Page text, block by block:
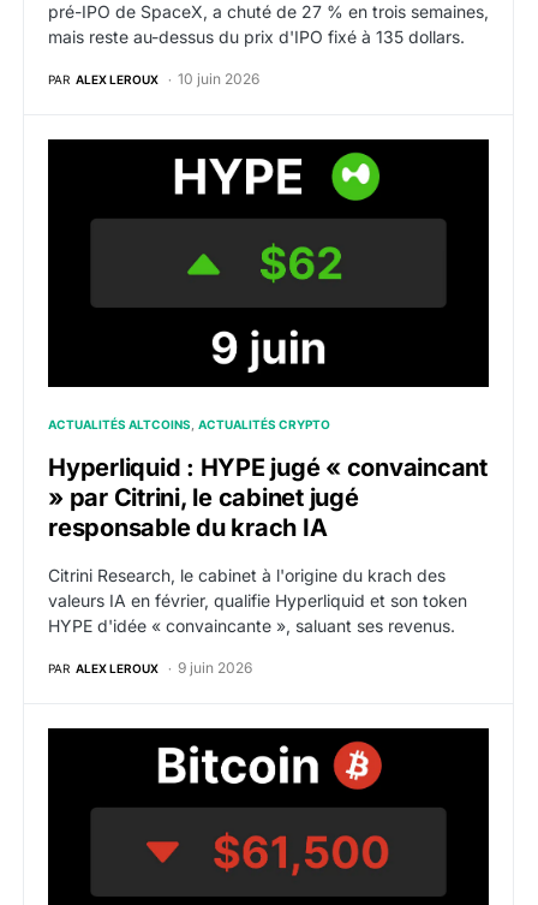
pré-IPO de SpaceX, a chuté de 27 % en trois semaines,
mais reste au-dessus du prix d'IPO fixé à 135 dollars.
PAR ALEX LEROUX 10 juin 2026
Hyperliquid : HYPE jugé « convaincant » par Citrini,
ACTUALITÉS ALTCOINS ACTUALITÉS CRYPTO
Hyperliquid : HYPE jugé « convaincant
» par Citrini, le cabinet jugé
responsable du krach IA
Citrini Research, le cabinet à l'origine du krach des
valeurs IA en février, qualifie Hyperliquid et son token
HYPE d'idée « convaincante », saluant ses revenus.
PAR ALEX LEROUX 9 juin 2026
Bitcoin : BTC plonge sous 62 000 dollars, le « trade